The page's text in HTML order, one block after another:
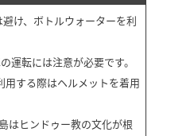
け、ボトルウォーターを利
運転には注意が必要です。
用する際はヘルメットを着用
はヒンドゥー教の文化が根